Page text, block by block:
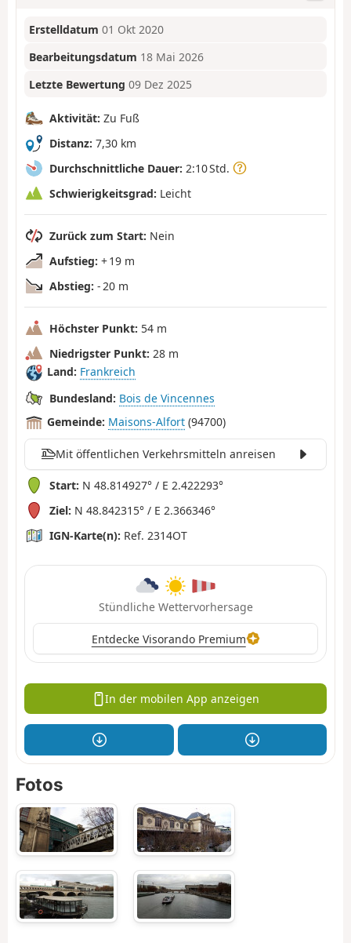
Erstelldatum 01 Okt 2020
Bearbeitungsdatum 18 Mai 2026
Letzte Bewertung 09 Dez 2025
Aktivität: Zu Fuß
Distanz: 7,30 km
Durchschnittliche Dauer: 2:10 Std.
Schwierigkeitsgrad: Leicht
Zurück zum Start: Nein
Aufstieg: + 19 m
Abstieg: - 20 m
Höchster Punkt: 54 m
Niedrigster Punkt: 28 m
Land: Frankreich
Bundesland: Bois de Vincennes
Gemeinde: Maisons-Alfort (94700)
Mit öffentlichen Verkehrsmitteln anreisen
Start: N 48.814927° / E 2.422293°
Ziel: N 48.842315° / E 2.366346°
IGN-Karte(n): Ref. 2314OT
Stündliche Wettervorhersage
Entdecke Visorando Premium
In der mobilen App anzeigen
Fotos